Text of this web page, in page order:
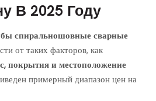
В 2025 Году
спиральношовные сварные
от таких факторов, как
покрытия и местоположение
примерный диапазон цен на